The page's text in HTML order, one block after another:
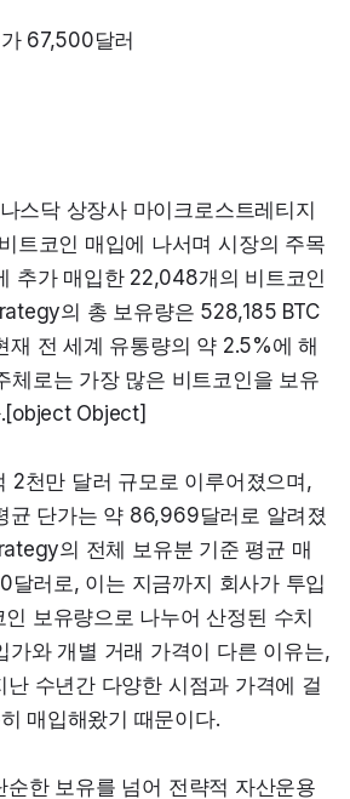
67,500달러
스닥 상장사 마이크로스트레티지
트코인 매입에 나서며 시장의 주목
추가 매입한 22,048개의 비트코인
의 총 보유량은 528,185 BTC
재 전 세계 유통량의 약 2.5%에 해
체로는 가장 많은 비트코인을 보유
Object]
2천만 달러 규모로 이루어졌으며,
균 단가는 약 86,969달러로 알려졌
의 전체 보유분 기준 평균 매
달러로, 이는 지금까지 회사가 투입
보유량으로 나누어 산정된 수치
가와 개별 거래 가격이 다른 이유는,
수년간 다양한 시점과 가격에 걸
매입해왔기 때문이다.
한 보유를 넘어 전략적 자산운용